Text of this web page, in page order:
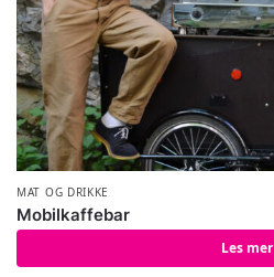
MAT OG DRIKKE
Mobilkaffebar
Les mer